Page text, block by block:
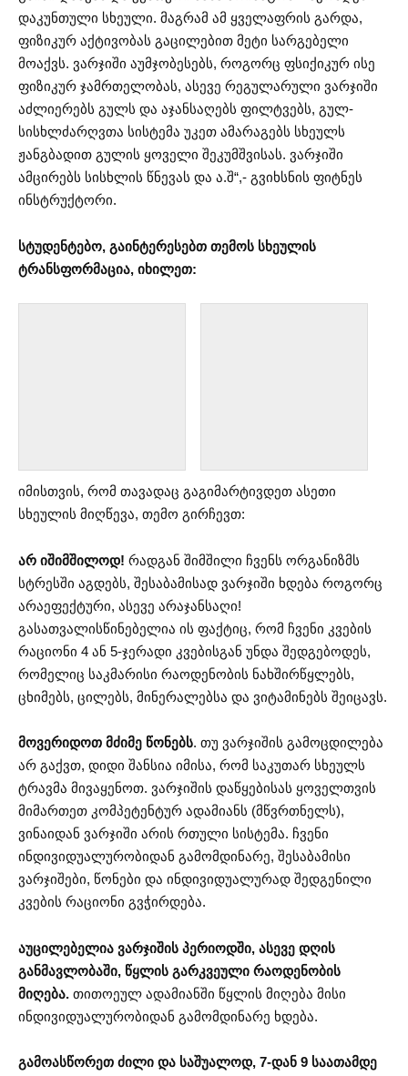
დაკუნთული სხეული. მაგრამ ამ ყველაფრის გარდა,
ფიზიკურ აქტივობას გაცილებით მეტი სარგებელი
მოაქვს. ვარჯიში აუმჯობესებს, როგორც ფსიქიკურ ისე
ფიზიკურ ჯამრთელობას, ასევე რეგულარული ვარჯიში
აძლიერებს გულს და აჯანსაღებს ფილტვებს, გულ-
სისხლძარღვთა სისტემა უკეთ ამარაგებს სხეულს
ჟანგბადით გულის ყოველი შეკუმშვისას. ვარჯიში
ამცირებს სისხლის წნევას და ა.შ“,- გვიხსნის ფიტნეს
ინსტრუქტორი.
სტუდენტებო, გაინტერესებთ თემოს სხეულის
ტრანსფორმაცია, იხილეთ:
იმისთვის, რომ თავადაც გაგიმარტივდეთ ასეთი
სხეულის მიღწევა, თემო გირჩევთ:
არ იშიმშილოდ! რადგან შიმშილი ჩვენს ორგანიზმს
სტრესში აგდებს, შესაბამისად ვარჯიში ხდება როგორც
არაეფექტური, ასევე არაჯანსაღი!
გასათვალისწინებელია ის ფაქტიც, რომ ჩვენი კვების
რაციონი 4 ან 5-ჯერადი კვებისგან უნდა შედგებოდეს,
რომელიც საკმარისი რაოდენობის ნახშირწყლებს,
ცხიმებს, ცილებს, მინერალებსა და ვიტამინებს შეიცავს.
მოვერიდოთ მძიმე წონებს. თუ ვარჯიშის გამოცდილება
არ გაქვთ, დიდი შანსია იმისა, რომ საკუთარ სხეულს
ტრავმა მივაყენოთ. ვარჯიშის დაწყებისას ყოველთვის
მიმართეთ კომპეტენტურ ადამიანს (მწვრთნელს),
ვინაიდან ვარჯიში არის რთული სისტემა. ჩვენი
ინდივიდუალურობიდან გამომდინარე, შესაბამისი
ვარჯიშები, წონები და ინდივიდუალურად შედგენილი
კვების რაციონი გვჭირდება.
აუცილებელია ვარჯიშის პერიოდში, ასევე დღის
განმავლობაში, წყლის გარკვეული რაოდენობის
მიღება. თითოეულ ადამიანში წყლის მიღება მისი
ინდივიდუალურობიდან გამომდინარე ხდება.
გამოასწორეთ ძილი და საშუალოდ, 7-დან 9 საათამდე